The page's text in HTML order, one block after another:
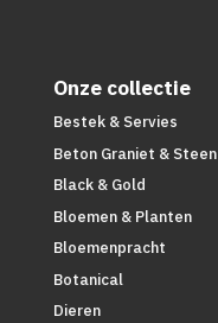
Onze collectie
Bestek & Servies
Beton Graniet & Steen
Black & Gold
Bloemen & Planten
Bloemenpracht
Botanical
Dieren